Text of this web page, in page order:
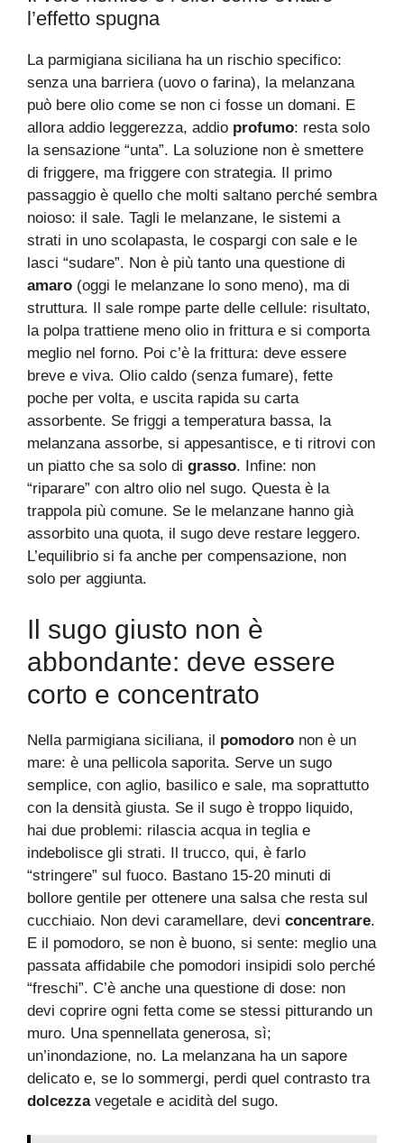
l’effetto spugna
La parmigiana siciliana ha un rischio specifico:
senza una barriera (uovo o farina), la melanzana
può bere olio come se non ci fosse un domani. E
allora addio leggerezza, addio profumo: resta solo
la sensazione “unta”. La soluzione non è smettere
di friggere, ma friggere con strategia. Il primo
passaggio è quello che molti saltano perché sembra
noioso: il sale. Tagli le melanzane, le sistemi a
strati in uno scolapasta, le cospargi con sale e le
lasci “sudare”. Non è più tanto una questione di
amaro (oggi le melanzane lo sono meno), ma di
struttura. Il sale rompe parte delle cellule: risultato,
la polpa trattiene meno olio in frittura e si comporta
meglio nel forno. Poi c’è la frittura: deve essere
breve e viva. Olio caldo (senza fumare), fette
poche per volta, e uscita rapida su carta
assorbente. Se friggi a temperatura bassa, la
melanzana assorbe, si appesantisce, e ti ritrovi con
un piatto che sa solo di grasso. Infine: non
“riparare” con altro olio nel sugo. Questa è la
trappola più comune. Se le melanzane hanno già
assorbito una quota, il sugo deve restare leggero.
L’equilibrio si fa anche per compensazione, non
solo per aggiunta.
Il sugo giusto non è
abbondante: deve essere
corto e concentrato
Nella parmigiana siciliana, il pomodoro non è un
mare: è una pellicola saporita. Serve un sugo
semplice, con aglio, basilico e sale, ma soprattutto
con la densità giusta. Se il sugo è troppo liquido,
hai due problemi: rilascia acqua in teglia e
indebolisce gli strati. Il trucco, qui, è farlo
“stringere” sul fuoco. Bastano 15-20 minuti di
bollore gentile per ottenere una salsa che resta sul
cucchiaio. Non devi caramellare, devi concentrare.
E il pomodoro, se non è buono, si sente: meglio una
passata affidabile che pomodori insipidi solo perché
“freschi”. C’è anche una questione di dose: non
devi coprire ogni fetta come se stessi pitturando un
muro. Una spennellata generosa, sì;
un’inondazione, no. La melanzana ha un sapore
delicato e, se lo sommergi, perdi quel contrasto tra
dolcezzavegetale e acidità del sugo.